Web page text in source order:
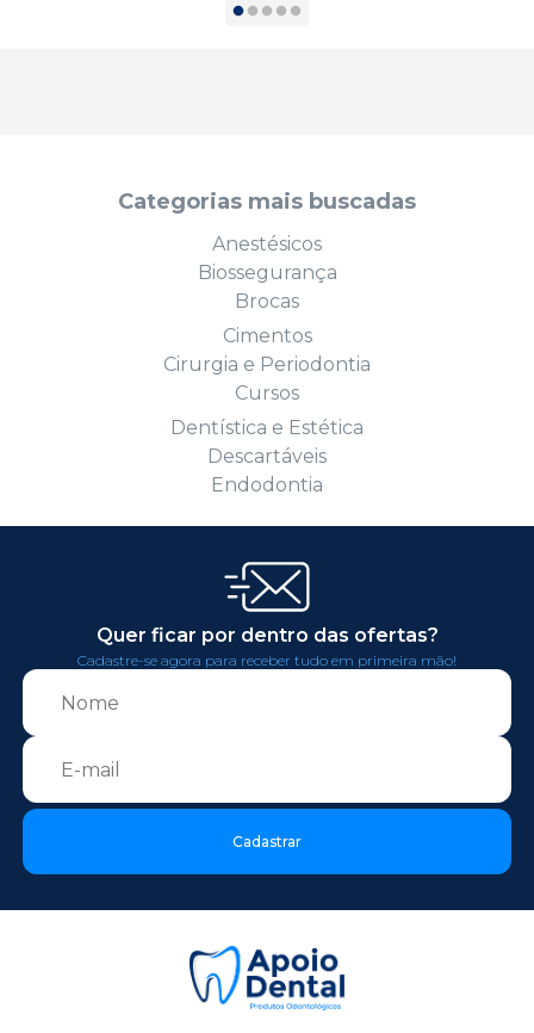
Categorias mais buscadas
Anestésicos
Biossegurança
Brocas
Cimentos
Cirurgia e Periodontia
Cursos
Dentística e Estética
Descartáveis
Endodontia
Quer ficar por dentro das ofertas?
Cadastre-se agora para receber tudo em primeira mão!
Cadastrar